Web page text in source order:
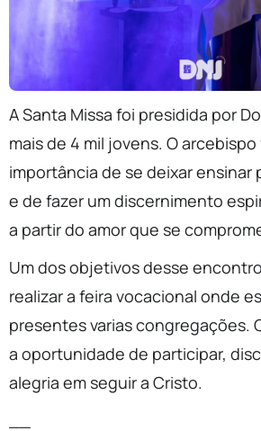
A Santa Missa foi presidida por
mais de 4 mil jovens. O
importância de se deixar ensinar
e de fazer um discernimento
a partir do amor que se
Um dos objetivos desse
realizar a feira vocacional onde
presentes varias congregações.
a oportunidade de participar,
alegria em seguir a Cristo.